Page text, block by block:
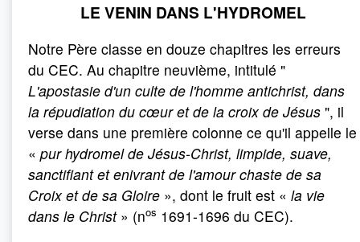
LE VENIN DANS L'HYDROMEL
Notre Père classe en douze chapitres les erreurs
du CEC. Au chapitre neuvième, intitulé "
L'apostasie d'un culte de l'homme antichrist, dans
la répudiation du cœur et de la croix de Jésus ", il
verse dans une première colonne ce qu'il appelle le
« pur hydromel de Jésus-Christ, limpide, suave,
sanctifiant et enivrant de l'amour chaste de sa
Croix et de sa Gloire », dont le fruit est « la vie
dans le Christ» (nos 1691-1696 du CEC).